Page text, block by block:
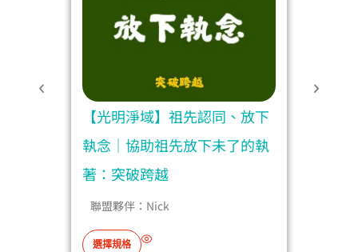
【光明淨域】祖先認同、放下
執念｜協助祖先放下未了的執
著：突破跨越
聯盟夥伴： Nick
選擇規格
此